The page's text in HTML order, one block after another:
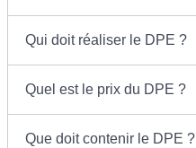
Qui doit réaliser le DPE ?
Quel est le prix du DPE ?
Que doit contenir le DPE ?